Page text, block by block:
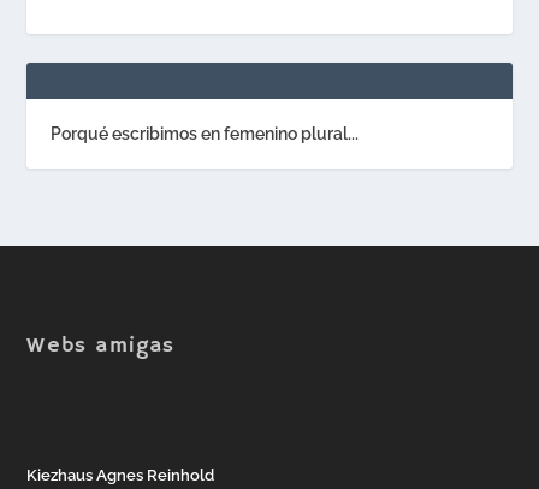
Porqué escribimos en femenino plural...
Webs amigas
Kiezhaus Agnes Reinhold